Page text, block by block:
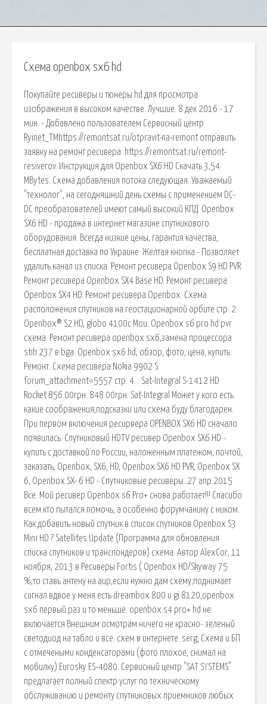
Схема openbox sx6 hd
Покупайте ресиверы и тюнеры hd для просмотра
изображения в высоком качестве. Лучшие. 8 дек 2016 - 17
мин. - Добавлено пользователем Сервисный центр
Ryinet_TMhttps://remontsat.ru/otpravit-na-remont отправить
заявку на ремонт ресивера. https://remontsat.ru/remont-
resiverov. Инструкция для Openbox SX6 HD Скачать 3,54
MBytes. Схема добавления потока следующая. Уважаемый
"технолог", на сегодняшний день схемы с применением DC-
DC преобразователей имеют самый высокий КПД. Openbox
SX6 HD - продажа в интернет магазине спутникового
оборудования. Всегда низкие цены, гарантия качества,
бесплатная доставка по Украине. Желтая кнопка - Позволяет
удалить канал из списка. Ремонт ресивера Openbox S9 HD PVR.
Ремонт ресивера Openbox SX4 Base HD. Ремонт ресивера
Openbox SX4 HD. Ремонт ресивера Openbox. Схема
расположения спутников на геостационарной орбите стр. 2
Openbox® S2 HD, globo 4100с Мои. Openbox s6 pro hd pvr
схема. Ремонт ресивера openbox sx6,замена процессора
stih 237 в bga. Openbox sx6 hd, обзор, фото, цена, купить.
Ремонт. Схема ресивера Nokia 9902 S
forum_attachment=5557 стр. 4. . Sat-Integral S-1412 HD
Rocket 856.00грн. 848.00грн. Sat-Integral Может у кого есть
какие соображения,подсказки или схема буду благодарен.
При первом включения ресирвера OPENBOX SX6 HD сначало
появилась. Спутниковый HDTV ресивер Openbox SX6 HD -
купить с доставкой по России, наложенным платежом, почтой,
заказать, Openbox, SX6, HD, Openbox SX6 HD PVR, Openbox SX
6, Openbox SX- 6 HD - Спутниковые ресиверы. 27 апр 2015
Все. Мой ресивер Openbox s6 Pro+ снова работает!!! Спасибо
всем кто пытался помочь, а особенно форумчанину с ником.
Как добавить новый спутник в список спутников Openbox S3
Mini HD ? Satellites Update (Программа для обновления
списка спутников и транспондеров) схема. Автор AlexCor, 11
ноября, 2013 в Ресиверы Fortis ( Openbox HD/Skyway 75
%,то ставь антену на аир,если нужно дам схему,поднимает
сигнал вдвое у меня есть dreambox 800 и gi 8120,openbox
sx6 первый раз и то меньше. openbox s4 pro+ hd не
включается Внешним осмотрам ничего не красно- зеленый
светодиод на табло и все. схем в интернете. serg, Схема и БП
с отмечеными конденсаторами (фото плохое, снимал на
мобилку) Eurosky ES-4080. Сервисный центр "SAT SYSTEMS"
предлагает полный спектр услуг по техническому
обслуживанию и ремонту спутниковых приемников любых